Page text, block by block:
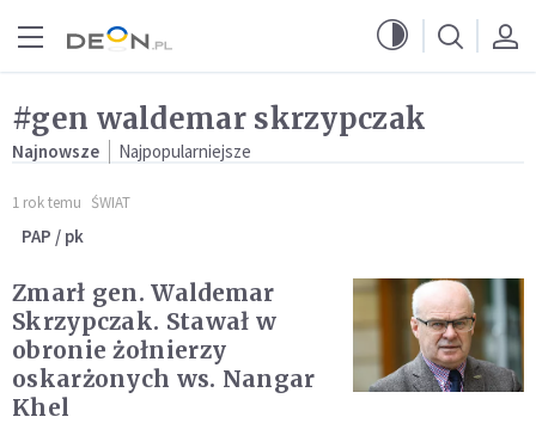
#gen waldemar skrzypczak
Najnowsze Najpopularniejsze
1 rok temu ŚWIAT
PAP / pk
Zmarł gen. Waldemar
Skrzypczak. Stawał w
obronie żołnierzy
oskarżonych ws. Nangar
Khel